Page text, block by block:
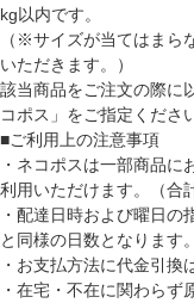
kg以内です。
（※サイズが当てはまら
いただきます。）
該当商品をご注文の際に
コポス」をご指定くださ
■ご利用上の注意事項
・ネコポスは一部商品
利用いただけます。（合
・配達日時および曜日
と同様の日数となります。
・お支払方法に代金引換
・在宅・不在に関わら